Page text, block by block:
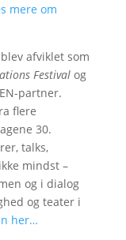
mere om
afviklet som
Festivalog
partner.
flere
30.
talks,
mindst –
og i dialog
og teater i
her…